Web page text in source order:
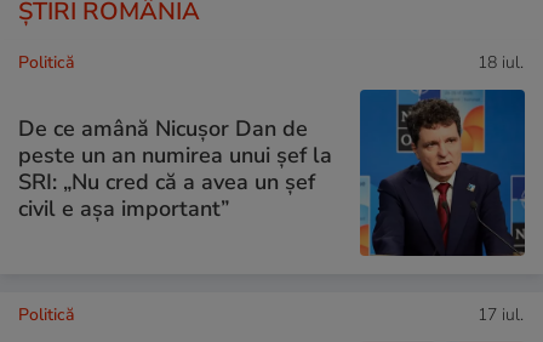
ȘTIRI ROMÂNIA
Politică 18 iul.
De ce amână Nicușor Dan de
peste un an numirea unui șef la
SRI: „Nu cred că a avea un şef
civil e așa important”
Politică 17 iul.